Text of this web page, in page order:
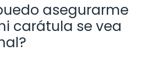
asegurarme
carátula se vea